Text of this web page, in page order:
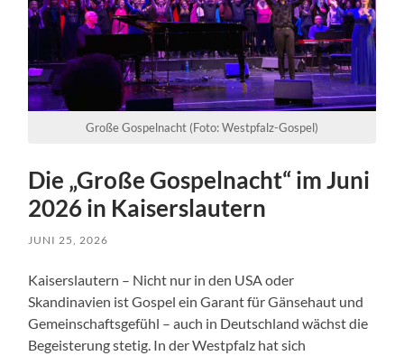
Große Gospelnacht (Foto: Westpfalz-Gospel)
Die „Große Gospelnacht“ im Juni
2026 in Kaiserslautern
JUNI 25, 2026
Kaiserslautern – Nicht nur in den USA oder
Skandinavien ist Gospel ein Garant für Gänsehaut und
Gemeinschaftsgefühl – auch in Deutschland wächst die
Begeisterung stetig. In der Westpfalz hat sich